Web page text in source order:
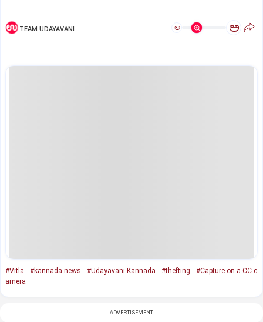
TEAM UDAYAVANI ಅ ಅ
#Vitla #kannada news #Udayavani Kannada #thefting
#Capture on a CC c
amera
ADVERTISEMENT